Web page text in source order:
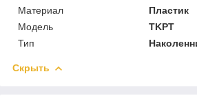
Материал
Пластик
Модель
TKPT
Тип
Скрыть